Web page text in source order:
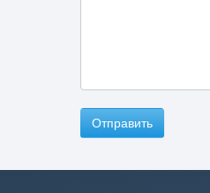
Отправить